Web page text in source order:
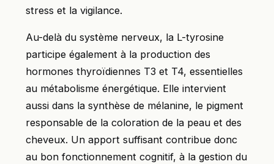
stress et la vigilance.
Au-delà du système nerveux, la L-tyrosine
participe également à la production des
hormones thyroïdiennes T3 et T4, essentielles
au métabolisme énergétique. Elle intervient
aussi dans la synthèse de mélanine, le pigment
responsable de la coloration de la peau et des
cheveux. Un apport suffisant contribue donc
au bon fonctionnement cognitif, à la gestion du